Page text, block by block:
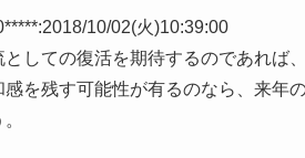
:2018/10/02(火)10:39:00
としての復活を期待するのであれば
感を残す可能性が有るのなら、来年